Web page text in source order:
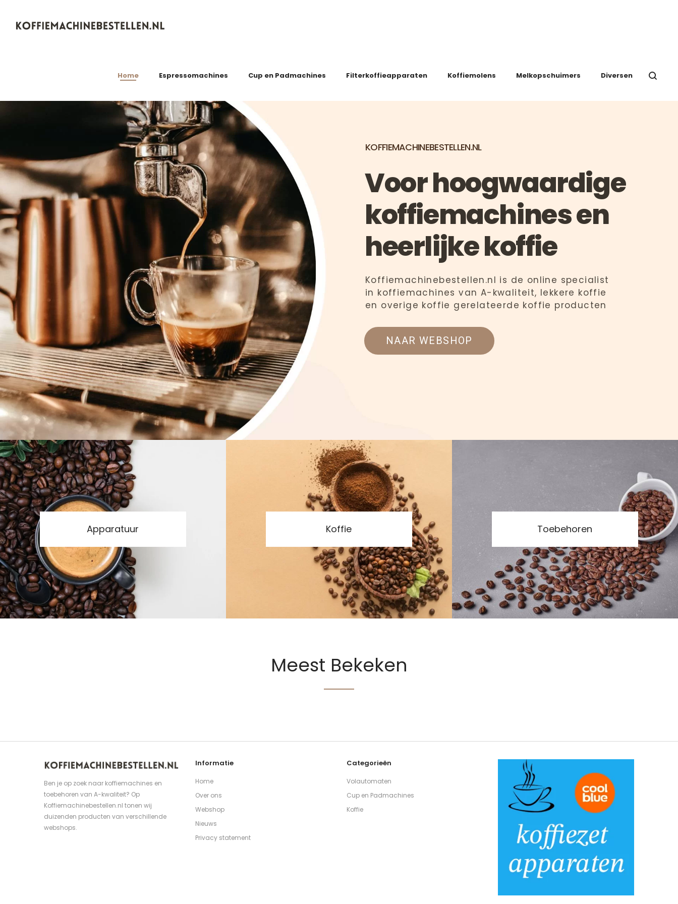
Home Espressomachines Cup en Padmachines Filterkoffieapparaten Koffiemolens Melkopschuimers Diversen
KOFFIEMACHINEBESTELLEN.NL
Voor hoogwaardige
koffiemachines en
heerlijke koffie
Koffiemachinebestellen.nl is de online specialist
in koffiemachines van A-kwaliteit, lekkere koffie
en overige koffie gerelateerde koffie producten
NAAR WEBSHOP
Apparatuur Koffie Toebehoren
Meest Bekeken
Ben je op zoek naar koffiemachines en
toebehoren van A-kwaliteit? Op
Koffiemachinebestellen.nl tonen wij
duizenden producten van verschillende
webshops.
Informatie
Home
Over ons
Webshop
Nieuws
Privacy statement
Categorieën
Volautomaten
Cup en Padmachines
Koffie